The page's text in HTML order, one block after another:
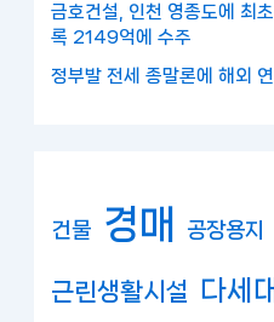
금호건설, 인천 영종도에 최
록 2149억에 수주
정부발 전세 종말론에 해외
건물 경매 공장용지
근린생활시설 다세